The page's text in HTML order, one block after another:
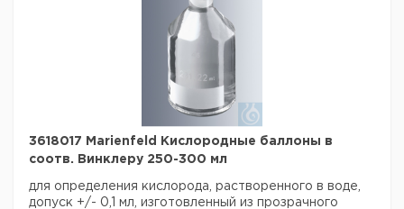
3618017 Marienfeld Кислородные баллоны в
соотв. Винклеру 250-300 мл
для определения кислорода, растворенного в воде,
допуск +/- 0,1 мл, изготовленный из прозрачного